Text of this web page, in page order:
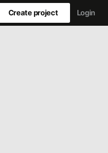
Create project Login